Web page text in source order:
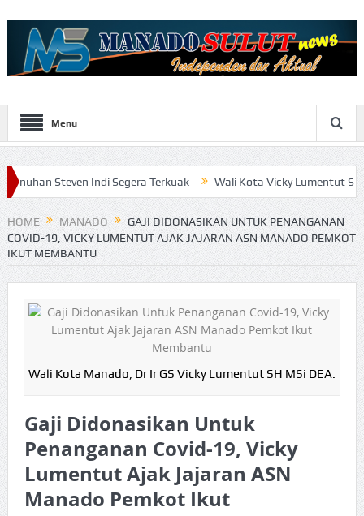
Menu
Indi Segera Terkuak Wali Kota Vicky Lumentut Serahkan
HOME MANADO
GAJI DIDONASIKAN UNTUK PENANGANAN
COVID-19, VICKY LUMENTUT AJAK JAJARAN ASN MANADO PEMKOT
IKUT MEMBANTU
Wali Kota Manado, Dr Ir GS Vicky Lumentut SH MSi DEA.
Gaji Didonasikan Untuk
Penanganan Covid-19, Vicky
Lumentut Ajak Jajaran ASN
Manado Pemkot Ikut